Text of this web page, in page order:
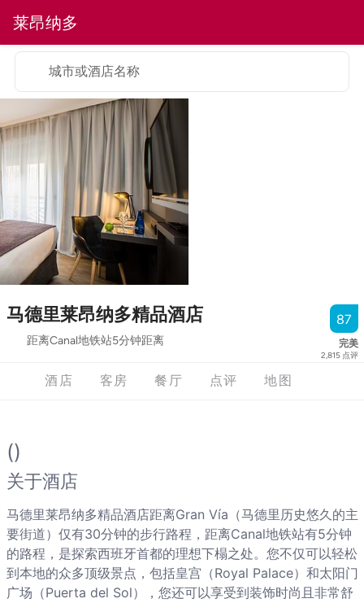
莱昂纳多
马德里莱昂纳多精品酒店
距离Canal地铁站5分钟距离
87
完美
2,815 点评
城市或酒店名称
酒店 客房 餐厅 点评 地图
()
关于酒店
马德里莱昂纳多精品酒店距离Gran Vía（马德里历史悠久的主
要街道）仅有30分钟的步行路程，距离Canal地铁站有5分钟
的路程，是探索西班牙首都的理想下榻之处。您不仅可以轻松
到本地的众多顶级景点，包括皇宫（Royal Palace）和太阳门
广场（Puerta del Sol），您还可以享受到装饰时尚且非常舒